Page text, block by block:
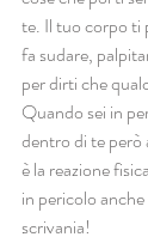
te. Il tuo corpo ti
fa sudare,
per dirti che
Quando sei in
dentro di te però
è la reazione
in pericolo
scrivania!